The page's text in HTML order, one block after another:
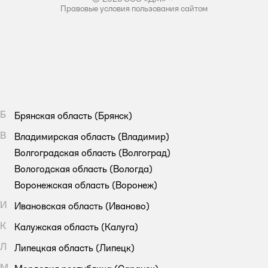
Правовые условия пользования сайтом
Б Брянская область (Брянск)
В
Владимирская область (Владимир)
Волгоградская область (Волгоград)
Вологодская область (Вологда)
Воронежская область (Воронеж)
И
Ивановская область (Иваново)
К
Калужская область (Калуга)
Л
Липецкая область (Липецк)